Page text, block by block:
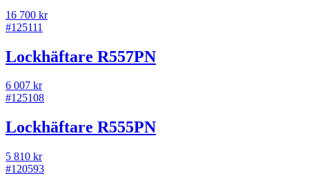
16 700 kr
#125111
Lockhäftare R557PN
6 007 kr
#125108
Lockhäftare R555PN
5 810 kr
#120593